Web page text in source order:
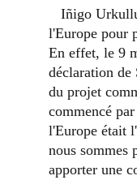
l'Europe pour
En effet, le 9
déclaration
du projet
commencé
l'Europe était
nous sommes
apporter une